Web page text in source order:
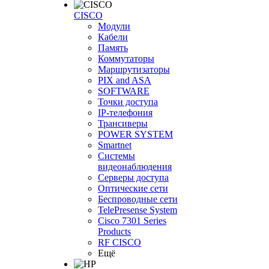
CISCO
Модули
Кабели
Память
Коммутаторы
Маршрутизаторы
PIX and ASA
SOFTWARE
Точки доступа
IP-телефония
Трансиверы
POWER SYSTEM
Smartnet
Системы
видеонаблюдения
Серверы доступа
Оптические сети
Беспроводные сети
TelePresense System
Cisco 7301 Series
Products
RF CISCO
Ещё